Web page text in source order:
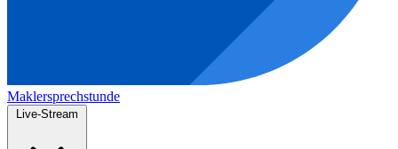
Maklersprechstunde
Live-Stream